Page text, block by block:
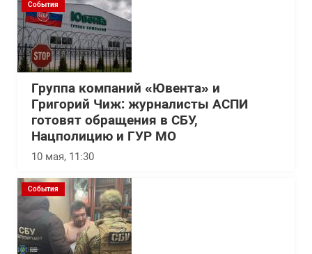
События
Группа компаний «Ювента» и
Григорий Чиж: журналисты АСПИ
готовят обращения в СБУ,
Нацполицию и ГУР МО
10 мая, 11:30
События